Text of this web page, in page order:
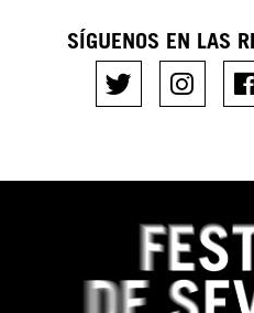
SÍGUENOS EN LAS